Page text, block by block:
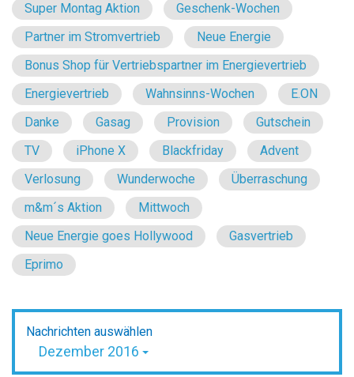
Super Montag Aktion
Geschenk-Wochen
Partner im Stromvertrieb
Neue Energie
Bonus Shop für Vertriebspartner im Energievertrieb
Energievertrieb
Wahnsinns-Wochen
E.ON
Danke
Gasag Provision
Gutschein
TV
iPhone X Blackfriday
Advent
Verlosung
Wunderwoche
Überraschung
m&m´s Aktion
Mittwoch
Neue Energie goes Hollywood
Gasvertrieb
Eprimo
Nachrichten auswählen
Dezember 2016